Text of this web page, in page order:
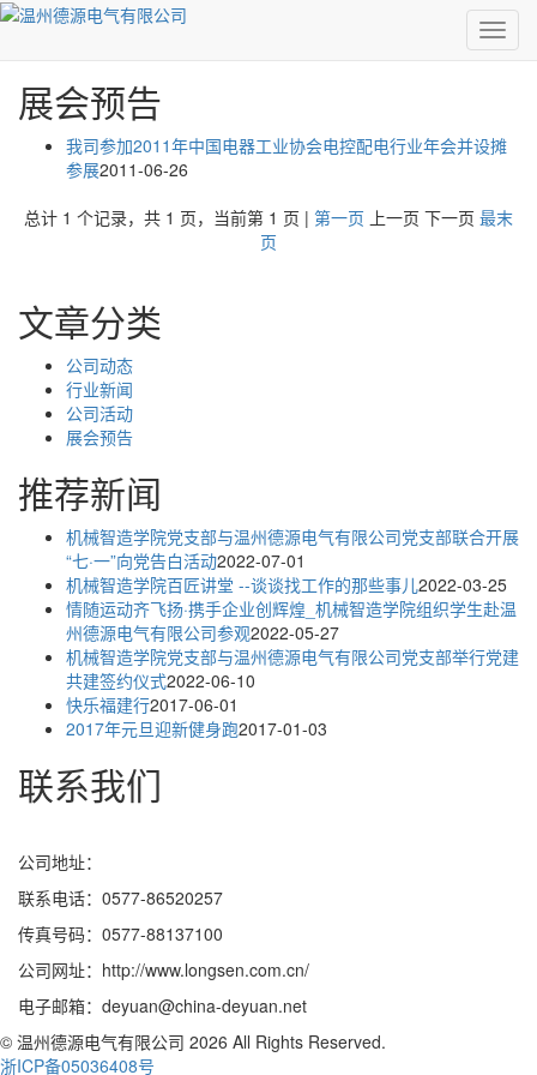
0577-86520257
展会预告
我司参加2011年中国电器工业协会电控配电行业年会并设摊
参展2011-06-26
总计 1 个记录，共 1 页，当前第 1 页 | 第一页 上一页 下一页 最末
页
文章分类
公司动态
行业新闻
公司活动
展会预告
推荐新闻
机械智造学院党支部与温州德源电气有限公司党支部联合开展
“七·一”向党告白活动2022-07-01
机械智造学院百匠讲堂 --谈谈找工作的那些事儿2022-03-25
情随运动齐飞扬·携手企业创辉煌_机械智造学院组织学生赴温
州德源电气有限公司参观2022-05-27
机械智造学院党支部与温州德源电气有限公司党支部举行党建
共建签约仪式2022-06-10
快乐福建行2017-06-01
2017年元旦迎新健身跑2017-01-03
联系我们
公司地址：
联系电话：0577-86520257
传真号码：0577-88137100
公司网址：http://www.longsen.com.cn/
电子邮箱：deyuan@china-deyuan.net
© 温州德源电气有限公司 2026 All Rights Reserved.
浙ICP备05036408号